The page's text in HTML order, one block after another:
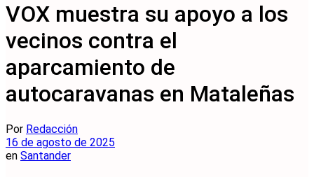
VOX muestra su apoyo a los
vecinos contra el
aparcamiento de
autocaravanas en Mataleñas
Por Redacción
16 de agosto de 2025
en Santander